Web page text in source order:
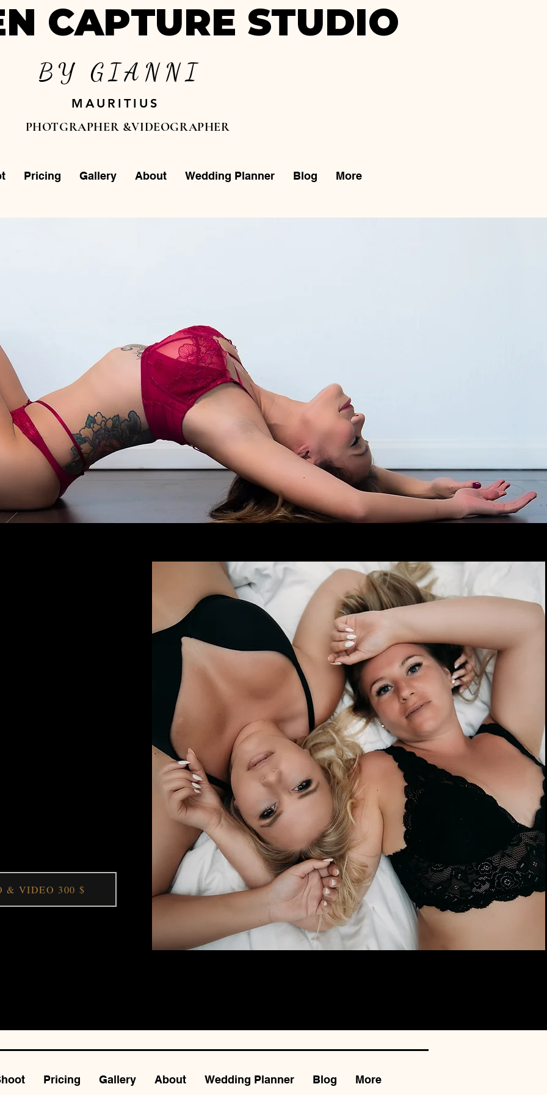
CAPTURE STUDIO
BY GIANNI
MAURITIUS
PHOTGRAPHER &VIDEOGRAPHER
Pricing Gallery About Wedding Planner Blog More
Halb unter Wasser / Trash the Dress
Fotosession
BIS ZU 1 STUNDE DECKUNG
Fotos 1 Stunde 150 $
KOMBI-FOTO & VIDEO 300 $
& VIDEO 300 $
Pricing Gallery About Wedding Planner Blog More